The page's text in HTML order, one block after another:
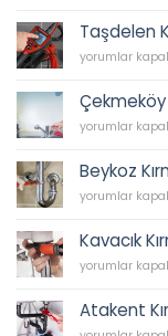
0538
202
62
için
Kaçağı
Bulma
Taşdelen
Taşdelen
Kaçağı
Bulma
yorumlar
Çekmeköy
Çekmeköy
Kaçağı
Bulma
yorumlar
Beykoz
Beykoz
Kaçağı
Bulma
yorumlar
Kavacık
Kavacık
Kaçağı
yorumlar
Atakent